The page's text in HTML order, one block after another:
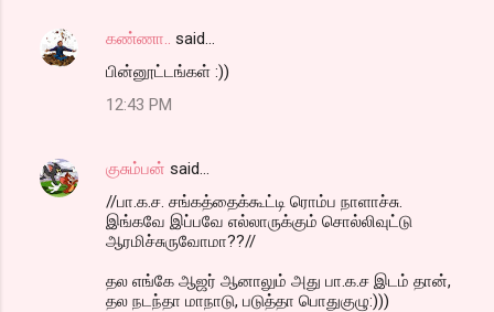
கண்ணா..
said…
பின்னூட்டங்கள் :))
12:43 PM
குசும்பன் said…
//பா.க.ச. சங்கத்தைக்கூட்டி ரொம்ப நாளாச்சு.
இங்கவே இப்பவே எல்லாருக்கும் சொல்லிவுட்டு
ஆரமிச்சுருவோமா??//
தல எங்கே ஆஜர் ஆனாலும் அது பா.க.ச இடம் தான்,
தல நடந்தா மாநாடு, படுத்தா பொதுகுழு:)))